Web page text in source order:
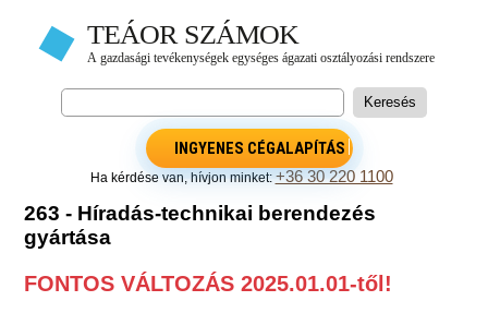
INGYENES CÉGALAPÍTÁS
Ha kérdése van, hívjon minket:+36 30 220 1100
263 - Híradás-technikai berendezés
gyártása
FONTOS VÁLTOZÁS 2025.01.01-től!